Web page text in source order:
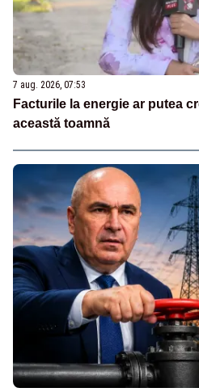
7 aug. 2026, 07:53
Facturile la energie ar putea
această toamnă